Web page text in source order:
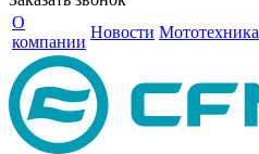
О
компании
Новости Мототехника